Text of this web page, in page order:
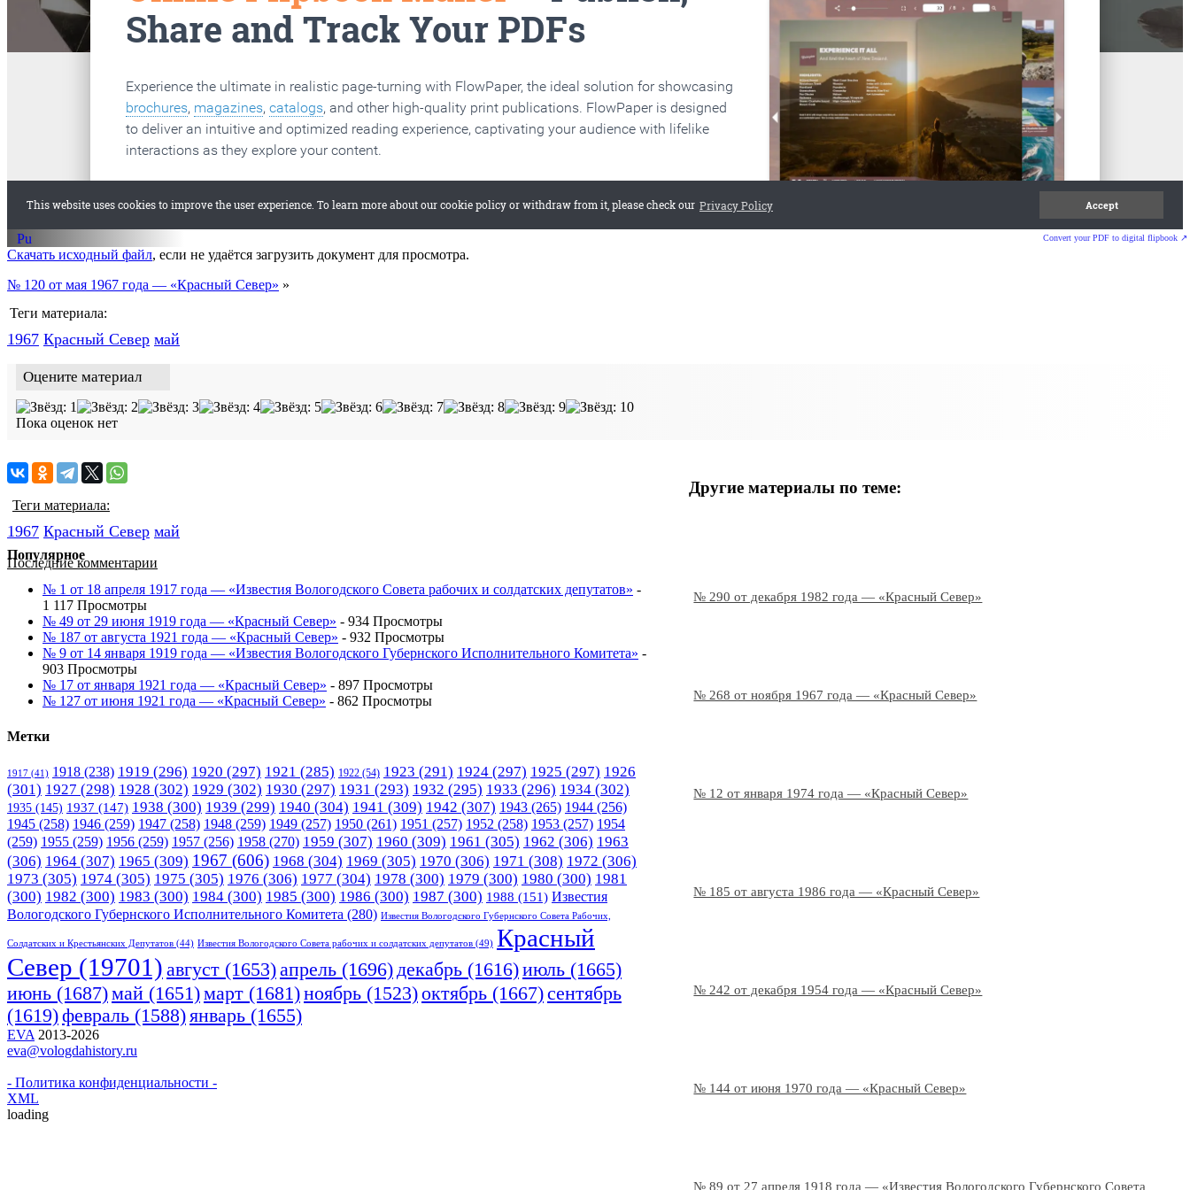
Вологда старые газеты
Convert your PDF to digital flipbook ↗
Скачать исходный файл, если не удаётся загрузить документ для просмотра.
№ 120 от мая 1967 года — «Красный Север» »
Теги материала:
1967 Красный Cевер май
Оцените материал
Пока оценок нет
Другие материалы по теме:
№ 290 от декабря 1982 года — «Красный Север»
№ 268 от ноября 1967 года — «Красный Север»
№ 12 от января 1974 года — «Красный Север»
№ 185 от августа 1986 года — «Красный Север»
№ 242 от декабря 1954 года — «Красный Север»
№ 144 от июня 1970 года — «Красный Север»
№ 89 от 27 апреля 1918 года — «Известия Вологодского Губернского Совета
Теги материала:
1967 Красный Cевер май
Последние комментарии
Популярное
№ 1 от 18 апреля 1917 года — «Известия Вологодского Совета рабочих и солдатских депутатов» -
1 117 Просмотры
№ 49 от 29 июня 1919 года — «Красный Север» - 934 Просмотры
№ 187 от августа 1921 года — «Красный Север» - 932 Просмотры
№ 9 от 14 января 1919 года — «Известия Вологодского Губернского Исполнительного Комитета» -
903 Просмотры
№ 17 от января 1921 года — «Красный Север» - 897 Просмотры
№ 127 от июня 1921 года — «Красный Север» - 862 Просмотры
Метки
1917 (41) 1918 (238) 1919 (296) 1920 (297) 1921 (285) 1922 (54) 1923 (291) 1924 (297) 1925 (297) 1926
(301) 1927 (298) 1928 (302) 1929 (302) 1930 (297) 1931 (293) 1932 (295) 1933 (296) 1934 (302)
1935 (145) 1937 (147) 1938 (300) 1939 (299) 1940 (304) 1941 (309) 1942 (307) 1943 (265) 1944 (256)
1945 (258) 1946 (259) 1947 (258) 1948 (259) 1949 (257) 1950 (261) 1951 (257) 1952 (258) 1953 (257) 1954
(259) 1955 (259) 1956 (259) 1957 (256) 1958 (270) 1959 (307) 1960 (309) 1961 (305) 1962 (306) 1963
(306) 1964 (307) 1965 (309) 1967 (606) 1968 (304) 1969 (305) 1970 (306) 1971 (308) 1972 (306)
1973 (305) 1974 (305) 1975 (305) 1976 (306) 1977 (304) 1978 (300) 1979 (300) 1980 (300) 1981
(300) 1982 (300) 1983 (300) 1984 (300) 1985 (300) 1986 (300) 1987 (300) 1988 (151) Известия
Вологодского Губернского Исполнительного Комитета (280) Известия Вологодского Губернского Совета Рабочих,
Солдатских и Крестьянских Депутатов (44) Известия Вологодского Совета рабочих и солдатских депутатов (49) Красный
Cевер (19701) август (1653)апрель (1696)декабрь (1616)июль (1665)
июнь (1687)май (1651)март (1681)ноябрь (1523)октябрь (1667)сентябрь
(1619)февраль (1588)январь (1655)
EVA 2013-2026
eva@vologdahistory.ru
- Политика конфиденциальности -
XML
loading